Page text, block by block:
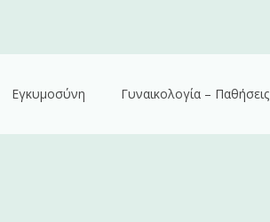
Εγκυμοσύνη Γυναικολογία – Παθήσεις